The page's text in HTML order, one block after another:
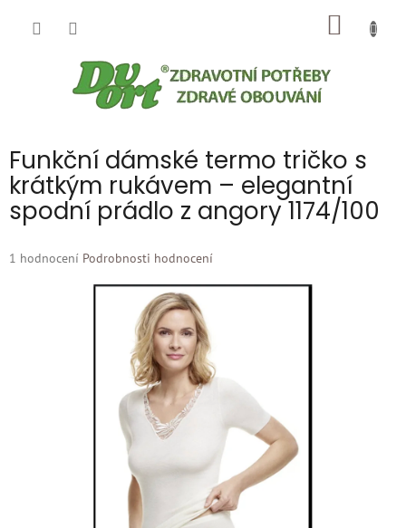
Funkční dámské termo tričko s
krátkým rukávem – elegantní
spodní prádlo z angory 1174/100
Průměrné
1 hodnocení Podrobnosti hodnocení